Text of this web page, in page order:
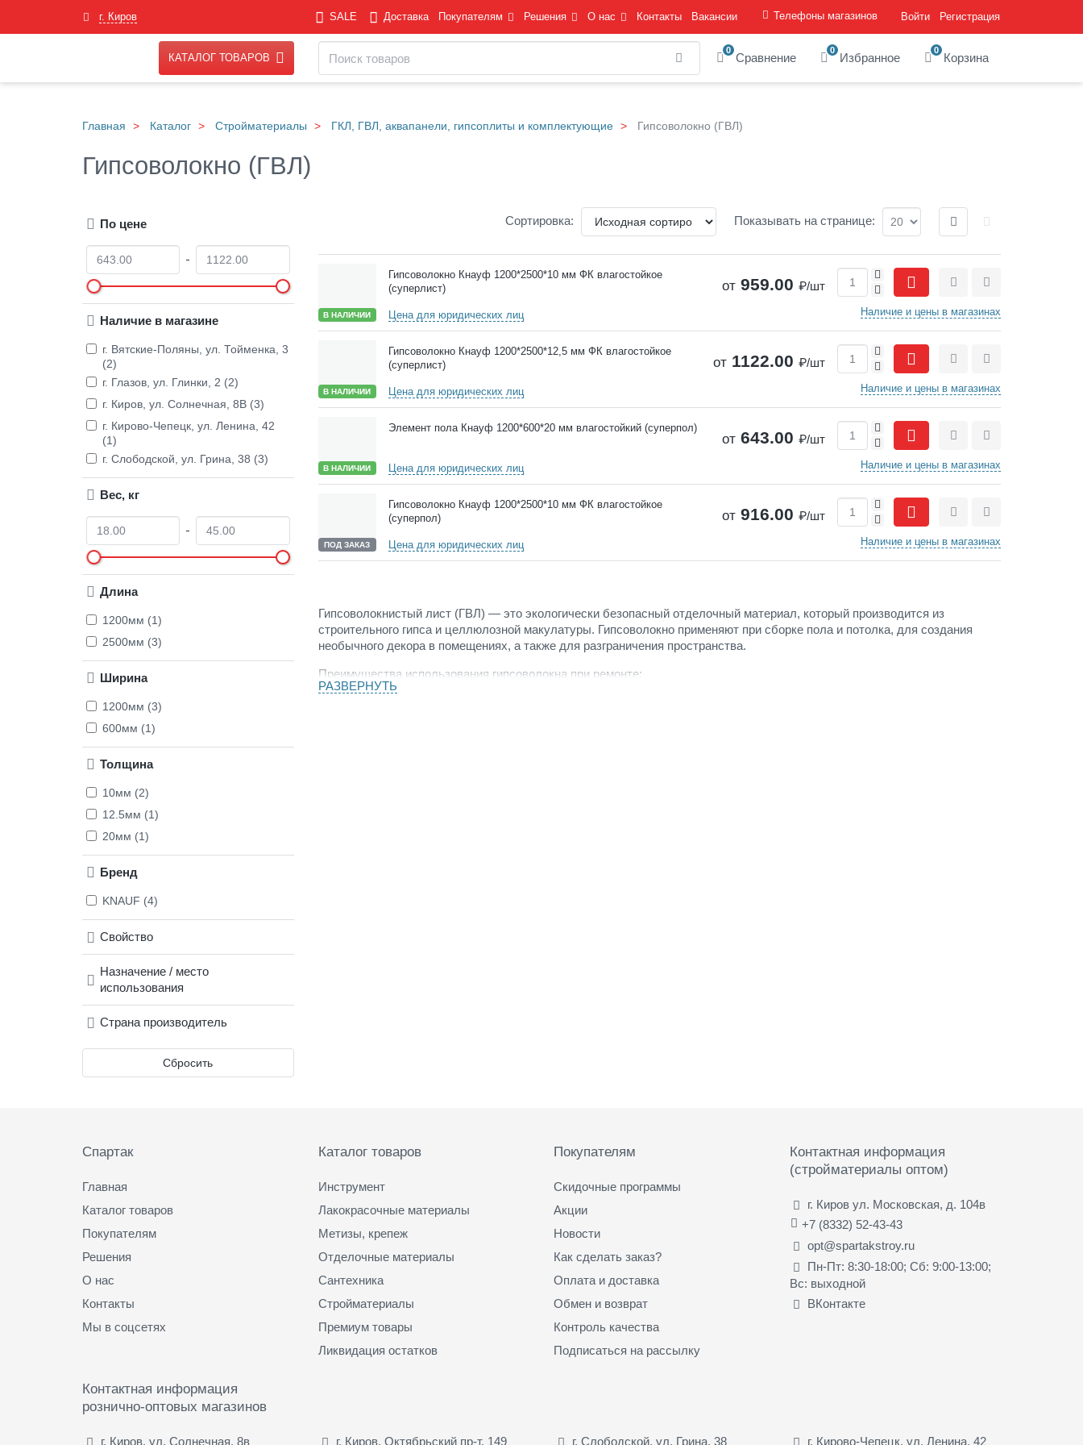
г. Киров SALE Доставка Покупателям Решения О нас Контакты Вакансии Телефоны магазинов Войти Регистрация
КАТАЛОГ ТОВАРОВ Найти 0
Сравнение
0
Избранное
0
Корзина
Главная Каталог Стройматериалы ГКЛ, ГВЛ, аквапанели, гипсоплиты и комплектующие Гипсоволокно (ГВЛ)
Гипсоволокно (ГВЛ)
Сортировка: Показывать на странице: Отображение:
В НАЛИЧИИ
Гипсоволокно Кнауф 1200*2500*10 мм ФК влагостойкое
(суперлист)
Цена для юридических лиц
от 959.00₽/шт -
+
СравнитьОтложить
Наличие и цены в магазинах
В НАЛИЧИИ
Гипсоволокно Кнауф 1200*2500*12,5 мм ФК влагостойкое
(суперлист)
Цена для юридических лиц
от 1122.00₽/шт -
+
СравнитьОтложить
Наличие и цены в магазинах
В НАЛИЧИИ
Элемент пола Кнауф 1200*600*20 мм влагостойкий (суперпол)
Цена для юридических лиц
от 643.00₽/шт -
+
СравнитьОтложить
Наличие и цены в магазинах
ПОД ЗАКАЗ
Гипсоволокно Кнауф 1200*2500*10 мм ФК влагостойкое
(суперпол)
Цена для юридических лиц
от 916.00₽/шт -
+
СравнитьОтложить
Наличие и цены в магазинах
Гипсоволокнистый лист (ГВЛ) — это экологически безопасный отделочный материал, который производится из
строительного гипса и целлюлозной макулатуры. Гипсоволокно применяют при сборке пола и потолка, для создания
необычного декора в помещениях, а также для разграничения пространства.
Преимущества использования гипсоволокна при ремонте:
РАЗВЕРНУТЬ
По цене
Наличие в магазине
г. Вятские-Поляны, ул. Тойменка, 3
(2)
г. Глазов, ул. Глинки, 2 (2)
г. Киров, ул. Солнечная, 8В (3)
г. Кирово-Чепецк, ул. Ленина, 42
(1)
г. Слободской, ул. Грина, 38 (3)
Вес, кг
Длина
1200мм (1)
2500мм (3)
Ширина
1200мм (3)
600мм (1)
Толщина
10мм (2)
12.5мм (1)
20мм (1)
Бренд
KNAUF (4)
Свойство
Назначение / место
использования
Страна производитель
Сбросить
Спартак
Главная
Каталог товаров
Покупателям
Решения
О нас
Контакты
Мы в соцсетях
Каталог товаров
Инструмент
Лакокрасочные материалы
Метизы, крепеж
Отделочные материалы
Сантехника
Стройматериалы
Премиум товары
Ликвидация остатков
Покупателям
Скидочные программы
Акции
Новости
Как сделать заказ?
Оплата и доставка
Обмен и возврат
Контроль качества
Подписаться на рассылку
Контактная информация
(стройматериалы оптом)
г. Киров ул. Московская, д. 104в
+7 (8332) 52-43-43
opt@spartakstroy.ru
Пн-Пт: 8:30-18:00; Сб: 9:00-13:00;
Вс: выходной
ВКонтакте
Контактная информация
рознично-оптовых магазинов
г. Киров, ул. Солнечная, 8в г. Киров, Октябрьский пр-т, 149 г. Слободской, ул. Грина, 38 г. Кирово-Чепецк, ул. Ленина, 42